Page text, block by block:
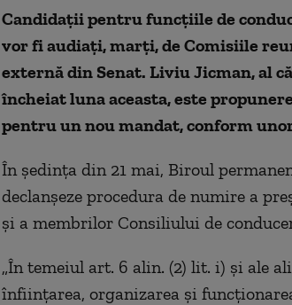
Candidaţii pentru funcţiile de
vor fi audiaţi, marţi, de Comisiile
externă din Senat. Liviu Jicman, al
încheiat luna aceasta, este
pentru un nou mandat, conform
În şedinţa din 21 mai, Biroul
declanşeze procedura de numire a
şi a membrilor Consiliului de
„În temeiul art. 6 alin. (2) lit. i) şi ale
înfiinţarea, organizarea şi